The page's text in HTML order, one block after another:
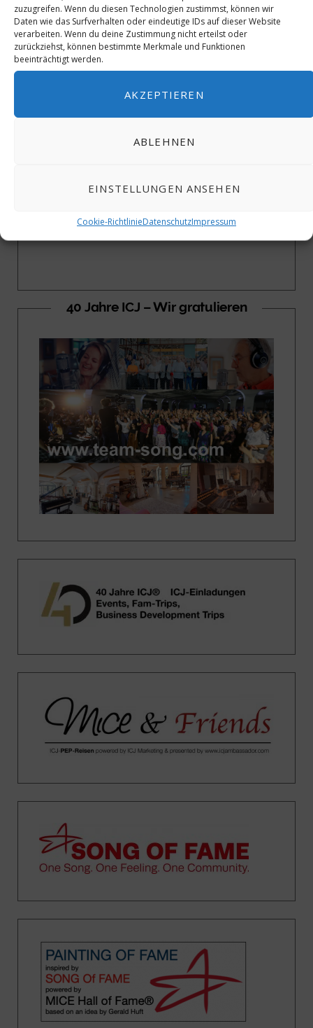
zuzugreifen. Wenn du diesen Technologien zustimmst, können wir
Daten wie das Surfverhalten oder eindeutige IDs auf dieser Website
verarbeiten. Wenn du deine Zustimmung nicht erteilst oder
zurückziehst, können bestimmte Merkmale und Funktionen
beeinträchtigt werden.
AKZEPTIEREN
ABLEHNEN
EINSTELLUNGEN ANSEHEN
Cookie-RichtlinieDatenschutzImpressum
40 Jahre ICJ – Wir gratulieren
40 Jahre ICJ – Wir gratulieren